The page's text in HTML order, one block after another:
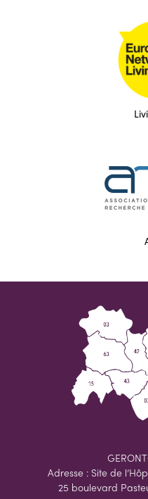
Adresse : Site de
25 boulevard